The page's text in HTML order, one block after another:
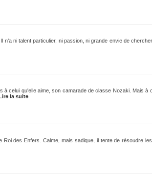
ni talent particulier, ni passion, ni grande envie de
celui qu'elle aime, son camarade de classe Nozaki. Mais à
la suite
des Enfers. Calme, mais sadique, il tente de résoudre